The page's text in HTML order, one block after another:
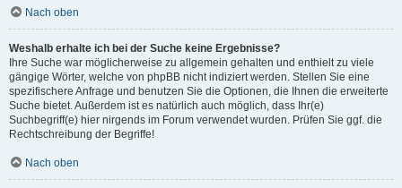
Nach oben
Weshalb erhalte ich bei der Suche keine Ergebnisse?
Ihre Suche war möglicherweise zu allgemein gehalten und enthielt zu viele
gängige Wörter, welche von phpBB nicht indiziert werden. Stellen Sie eine
spezifischere Anfrage und benutzen Sie die Optionen, die Ihnen die erweiterte
Suche bietet. Außerdem ist es natürlich auch möglich, dass Ihr(e)
Suchbegriff(e) hier nirgends im Forum verwendet wurden. Prüfen Sie ggf. die
Rechtschreibung der Begriffe!
Nach oben